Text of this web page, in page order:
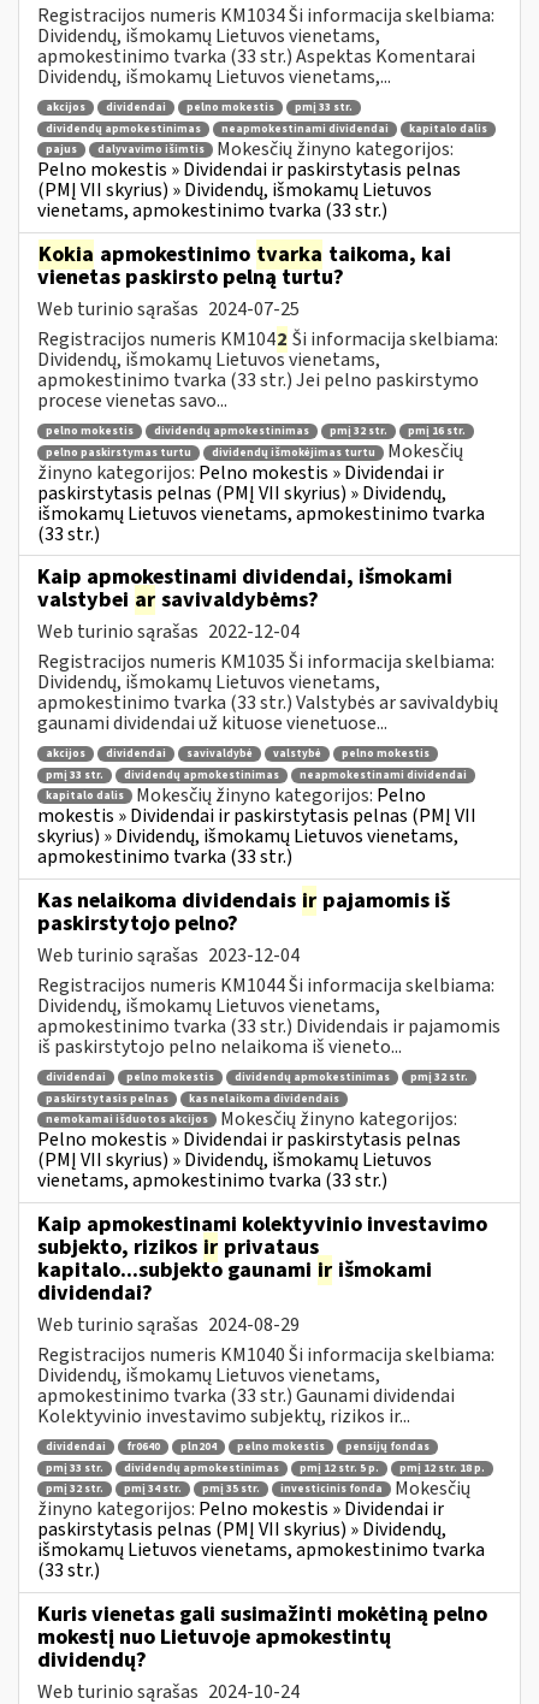
Registracijos numeris KM1034 Ši informacija skelbiama:
Dividendų, išmokamų Lietuvos vienetams,
apmokestinimo tvarka (33 str.) Aspektas Komentarai
Dividendų, išmokamų Lietuvos vienetams,...
akcijos dividendai pelno mokestis
pmį 33 str.
dividendų apmokestinimas
neapmokestinami dividendai
kapitalo dalis
pajus
dalyvavimo išimtis
Mokesčių žinyno kategorijos:
Pelno mokestis » Dividendai ir paskirstytasis pelnas
(PMĮ VII skyrius) » Dividendų, išmokamų Lietuvos
vienetams, apmokestinimo tvarka (33 str.)
Kokia apmokestinimo tvarka taikoma, kai
vienetas paskirsto pelną turtu?
Web turinio sąrašas 2024-07-25
Registracijos numeris KM1042 Ši informacija skelbiama:
Dividendų, išmokamų Lietuvos vienetams,
apmokestinimo tvarka (33 str.) Jei pelno paskirstymo
procese vienetas savo...
pelno mokestis dividendų apmokestinimas pmį 32 str.
pmį 16 str.
pelno paskirstymas turtu
dividendų išmokėjimas turtu
Mokesčių
žinyno kategorijos: Pelno mokestis » Dividendai ir
paskirstytasis pelnas (PMĮ VII skyrius) » Dividendų,
išmokamų Lietuvos vienetams, apmokestinimo tvarka
(33 str.)
Kaip apmokestinami dividendai, išmokami
valstybei ar savivaldybėms?
Web turinio sąrašas 2022-12-04
Registracijos numeris KM1035 Ši informacija skelbiama:
Dividendų, išmokamų Lietuvos vienetams,
apmokestinimo tvarka (33 str.) Valstybės ar savivaldybių
gaunami dividendai už kituose vienetuose...
akcijos dividendai savivaldybė valstybė
pelno mokestis
pmį 33 str.
dividendų apmokestinimas
neapmokestinami dividendai
kapitalo dalis
Mokesčių žinyno kategorijos: Pelno
mokestis » Dividendai ir paskirstytasis pelnas (PMĮ VII
skyrius) » Dividendų, išmokamų Lietuvos vienetams,
apmokestinimo tvarka (33 str.)
Kas nelaikoma dividendais ir pajamomis iš
paskirstytojo pelno?
Web turinio sąrašas 2023-12-04
Registracijos numeris KM1044 Ši informacija skelbiama:
Dividendų, išmokamų Lietuvos vienetams,
apmokestinimo tvarka (33 str.) Dividendais ir pajamomis
iš paskirstytojo pelno nelaikoma iš vieneto...
dividendai pelno mokestis dividendų apmokestinimas
pmį 32 str.
paskirstytasis pelnas
kas nelaikoma dividendais
nemokamai išduotos akcijos
Mokesčių žinyno kategorijos:
Pelno mokestis » Dividendai ir paskirstytasis pelnas
(PMĮ VII skyrius) » Dividendų, išmokamų Lietuvos
vienetams, apmokestinimo tvarka (33 str.)
Kaip apmokestinami kolektyvinio investavimo
subjekto, rizikos ir privataus
kapitalo...subjekto gaunami ir išmokami
dividendai?
Web turinio sąrašas 2024-08-29
Registracijos numeris KM1040 Ši informacija skelbiama:
Dividendų, išmokamų Lietuvos vienetams,
apmokestinimo tvarka (33 str.) Gaunami dividendai
Kolektyvinio investavimo subjektų, rizikos ir...
dividendai fr0640 pln204 pelno mokestis
pensijų fondas
pmį 33 str.
dividendų apmokestinimas pmį 12 str. 5 p.
pmį 12 str. 18 p.
pmį 32 str.
pmį 34 str. pmį 35 str. investicinis fonda
Mokesčių
žinyno kategorijos: Pelno mokestis » Dividendai ir
paskirstytasis pelnas (PMĮ VII skyrius) » Dividendų,
išmokamų Lietuvos vienetams, apmokestinimo tvarka
(33 str.)
Kuris vienetas gali susimažinti mokėtiną pelno
mokestį nuo Lietuvoje apmokestintų
dividendų?
Web turinio sąrašas 2024-10-24